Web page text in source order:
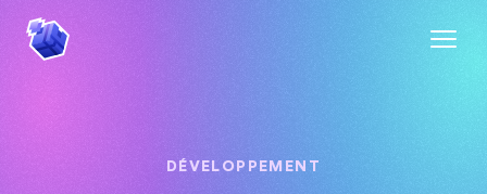
DÉVELOPPEMENT